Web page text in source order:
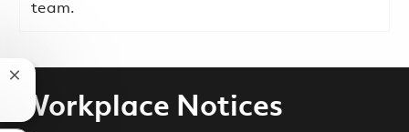
team.
Workplace Notices
Close chatbot notification